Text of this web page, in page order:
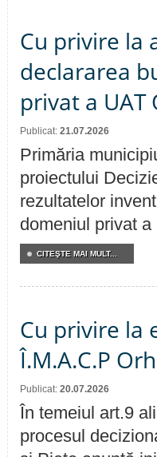
Cu privire la
declararea
privat a UAT
Publicat: 21.07.2026
Primăria
proiectului
rezultatelor
domeniul privat a
CITEŞTE MAI MULT...
Cu privire la
Î.M.A.C.P
Publicat: 20.07.2026
În temeiul art.9
procesul